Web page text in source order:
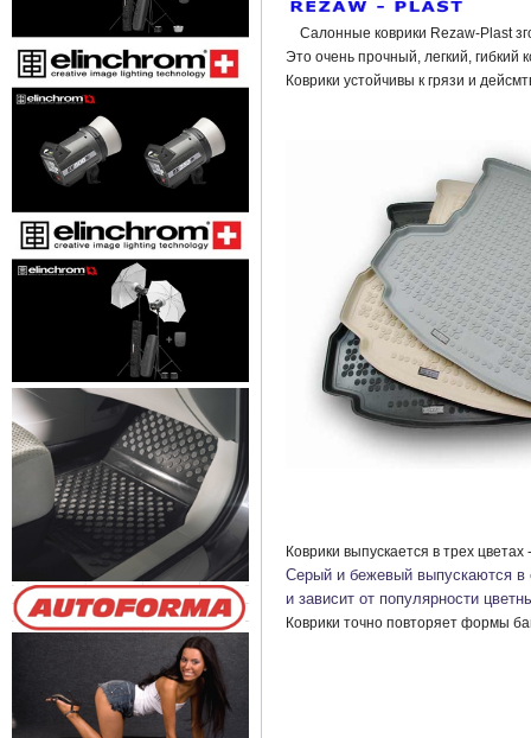
Салонные коврики Rezaw-Plast
Это очень прочный, легкий, гибкий
Коврики устойчивы к грязи и
Коврики выпускается в трех
Серый и бежевый выпускаются в
и зависит от популярности
Коврики точно повторяет формы